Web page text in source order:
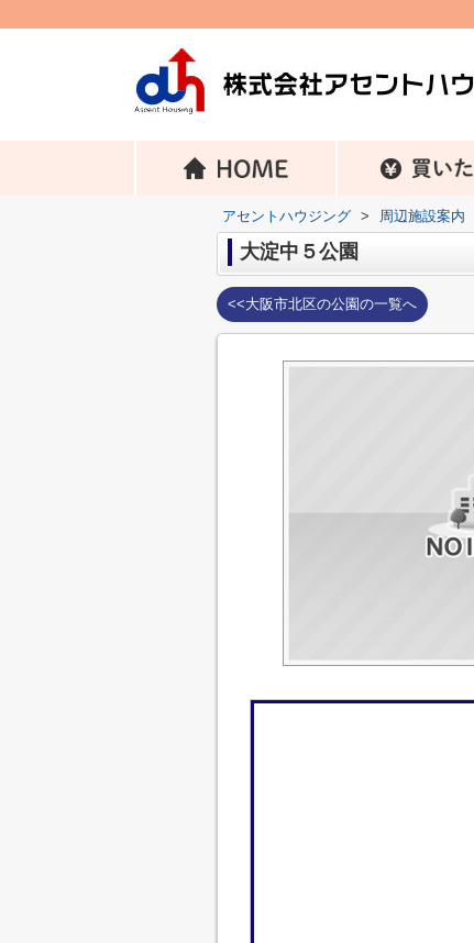
アセントハウジング > 周辺施設案内
大淀中５公園
<<大阪市北区の公園の一覧へ